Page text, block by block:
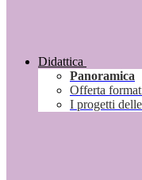
Didattica
Panoramica
Offerta
I progetti